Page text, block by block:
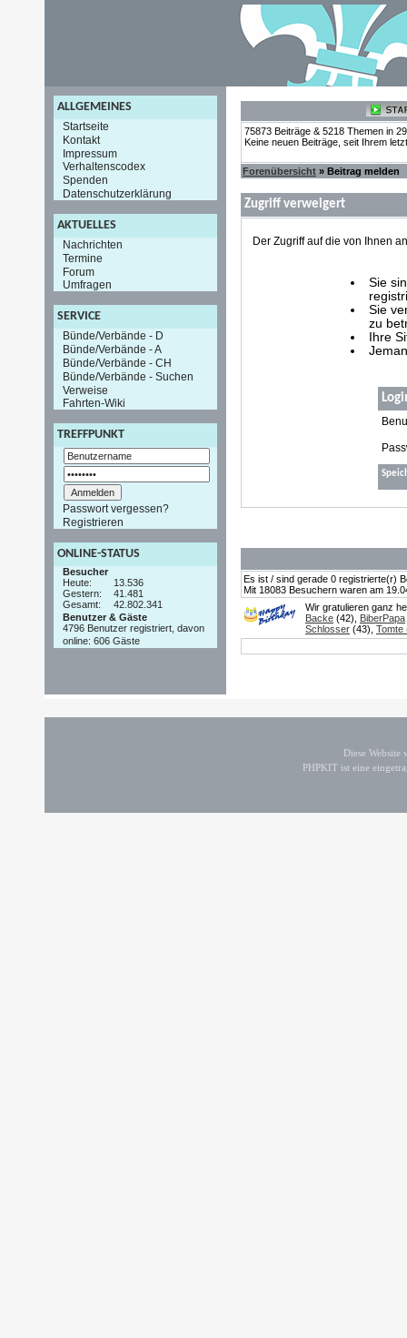
ALLGEMEINES
Startseite
Kontakt
Impressum
Verhaltenscodex
Spenden
Datenschutzerklärung
AKTUELLES
Nachrichten
Termine
Forum
Umfragen
SERVICE
Bünde/Verbände - D
Bünde/Verbände - A
Bünde/Verbände - CH
Bünde/Verbände - Suchen
Verweise
Fahrten-Wiki
TREFFPUNKT
Passwort vergessen?
Registrieren
ONLINE-STATUS
Besucher
Heute:
13.536
Gestern:
41.481
Gesamt:
42.802.341
Benutzer & Gäste
4796 Benutzer registriert, davon
online: 606 Gäste
75873 Beiträge & 5218 Themen in
Keine neuen Beiträge, seit Ihrem
Forenübersicht » Beitrag melden
Zugriff verweigert
Der Zugriff auf die von Ihnen
Sie
Sie
zu
Ihre
Es ist / sind gerade 0 registrierte(r)
Mit 18083 Besuchern waren am
Wir gratulieren ganz
Backe (42), BiberPapa
Schlosser (43), Tomte
Diese
PHPKIT ist eine